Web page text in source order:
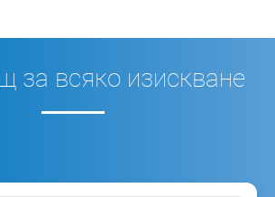
за всяко изискване